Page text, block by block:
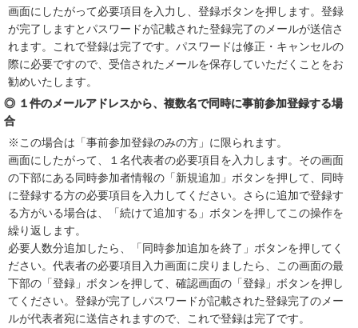
画面にしたがって必要項目を入力し、登録ボタンを押します。登録
が完了しますとパスワードが記載された登録完了のメールが送信さ
れます。これで登録は完了です。パスワードは修正・キャンセルの
際に必要ですので、受信されたメールを保存していただくことをお
勧めいたします。
◎ １件のメールアドレスから、複数名で同時に事前参加登録する場
合
※この場合は「事前参加登録のみの方」に限られます。
画面にしたがって、１名代表者の必要項目を入力します。その画面
の下部にある同時参加者情報の「新規追加」ボタンを押して、同時
に登録する方の必要項目を入力してください。さらに追加で登録す
る方がいる場合は、「続けて追加する」ボタンを押してこの操作を
繰り返します。
必要人数分追加したら、「同時参加追加を終了」ボタンを押してく
ださい。代表者の必要項目入力画面に戻りましたら、この画面の最
下部の「登録」ボタンを押して、確認画面の「登録」ボタンを押し
てください。登録が完了しパスワードが記載された登録完了のメー
ルが代表者宛に送信されますので、これで登録は完了です。